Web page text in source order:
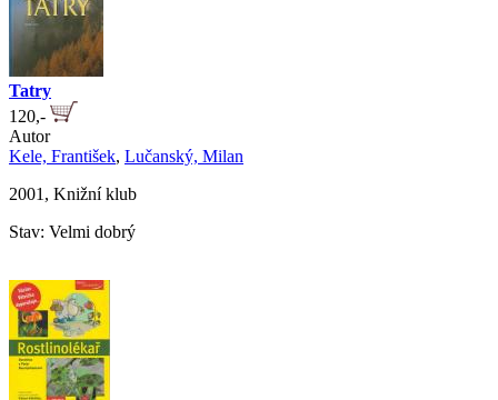
Tatry
120,-
Autor
Kele, František, Lučanský, Milan
2001, Knižní klub
Stav: Velmi dobrý